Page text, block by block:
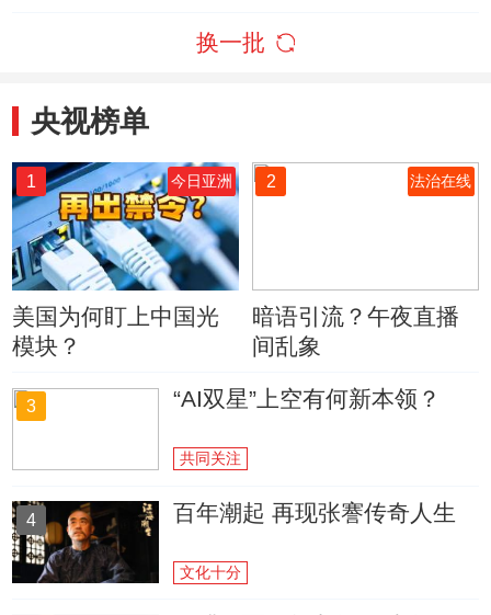
换一批
央视榜单
1 今日亚洲
美国为何盯上中国光
模块？
2 法治在线
暗语引流？午夜直播
间乱象
3 “AI双星”上空有何新本领？
共同关注
4 百年潮起 再现张謇传奇人生
文化十分